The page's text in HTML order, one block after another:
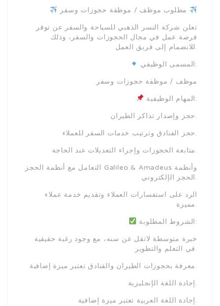
تعلن شركة النسر الذهبي للسياحة والسفر عن توفر
فرصة عمل في مجال الحجوزات والسفر، وذلك
للانضمام إلى فريق العمل.
المسمى الوظيفي:
موظف / موظفة حجوزات وسفر
المهام الوظيفية:
حجز وإصدار تذاكر الطيران.
حجز الفنادق وترتيب خدمات السفر للعملاء.
متابعة الحجوزات وإجراء التعديلات عند الحاجة.
التعامل مع أنظمة الحجز Galileo & Amadeus وأنظمة
الحجز الإلكتروني.
الرد على استفسارات العملاء وتقديم خدمة عملاء
مميزة.
الشروط المطلوبة:
خبرة متوسطة لاتقل عن سنه، مع وجود رغبة حقيقية
في التعلم والتطوير.
معرفة بحجوزات الطيران والفنادق تعتبر ميزة إضافية.
إجادة اللغة الإنجليزية.
إجادة اللغة العربية تعتبر ميزة إضافية.